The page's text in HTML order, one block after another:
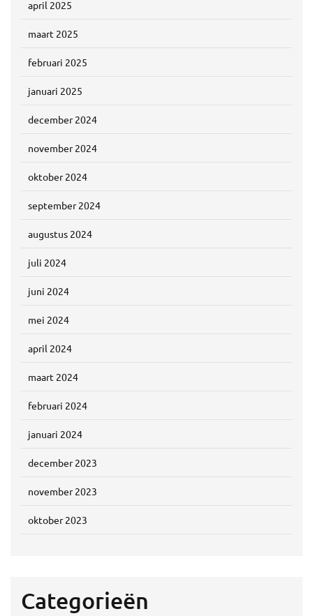
april 2025
maart 2025
februari 2025
januari 2025
december 2024
november 2024
oktober 2024
september 2024
augustus 2024
juli 2024
juni 2024
mei 2024
april 2024
maart 2024
februari 2024
januari 2024
december 2023
november 2023
oktober 2023
Categorieën